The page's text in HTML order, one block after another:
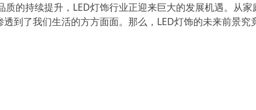
的持续提升，LED灯饰行业正迎来巨大的发展机遇。从家
到了我们生活的方方面面。那么，LED灯饰的未来前景究